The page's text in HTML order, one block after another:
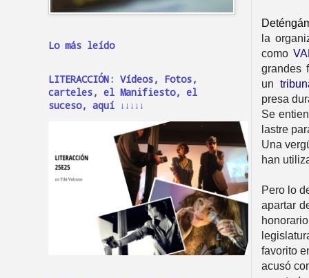
la
como
grandes
un
presa
Se
lastre
Una
han
Pero lo
apartar
favorito
acusó
Lo más leído
LITERACCIÓN: Vídeos, Fotos,
carteles, el Manifiesto, el
suceso, aquí ↓↓↓↓↓